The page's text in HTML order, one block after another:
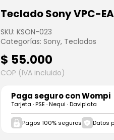
Teclado Sony VPC-
SKU: KSON-023
Categorías: Sony, Teclados
$ 55.000
COP (IVA incluido)
Paga seguro conWompi
Tarjeta · PSE · Nequi · Daviplata
Pagos 100% seguros Datos